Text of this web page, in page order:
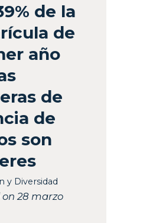
de la
de
año
de
de
son
y Diversidad
on 28 marzo